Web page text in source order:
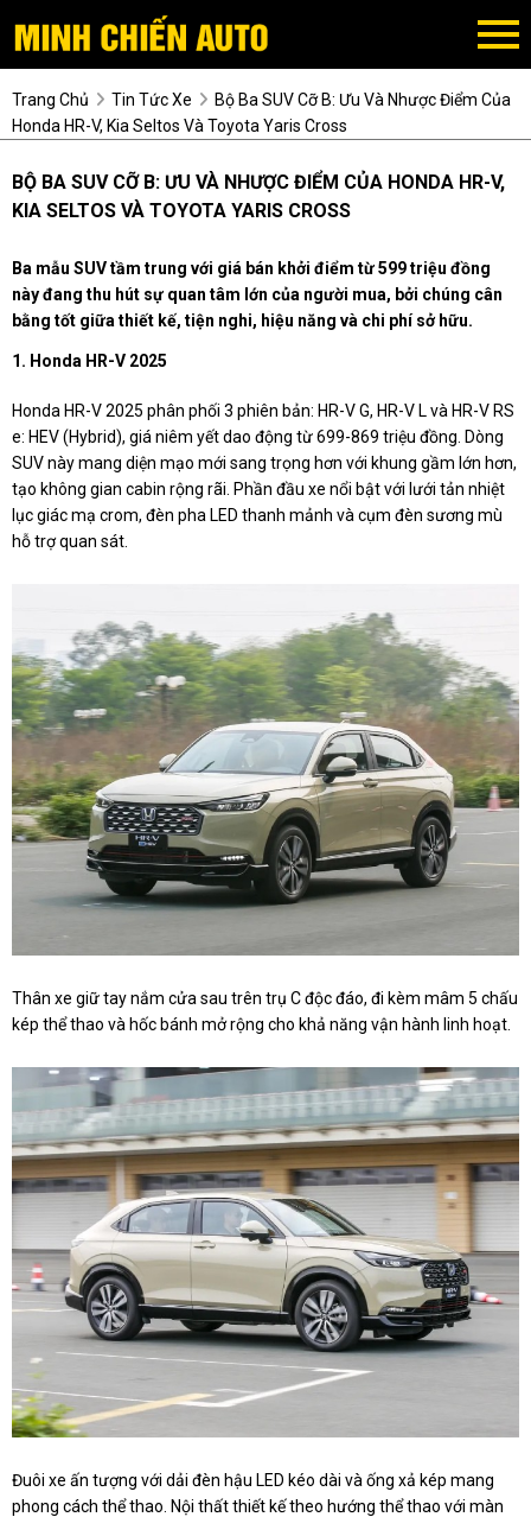
Trang Chủ Tin Tức Xe
Bộ Ba SUV Cỡ B: Ưu Và Nhược Điểm Của
Honda HR-V, Kia Seltos Và Toyota Yaris Cross
BỘ BA SUV CỠ B: ƯU VÀ NHƯỢC ĐIỂM CỦA HONDA HR-V,
KIA SELTOS VÀ TOYOTA YARIS CROSS
Ba mẫu SUV tầm trung với giá bán khởi điểm từ 599 triệu đồng
này đang thu hút sự quan tâm lớn của người mua, bởi chúng cân
bằng tốt giữa thiết kế, tiện nghi, hiệu năng và chi phí sở hữu.
1. Honda HR-V 2025
Honda HR-V 2025 phân phối 3 phiên bản: HR-V G, HR-V L và HR-V RS
e: HEV (Hybrid), giá niêm yết dao động từ 699-869 triệu đồng. Dòng
SUV này mang diện mạo mới sang trọng hơn với khung gầm lớn hơn,
tạo không gian cabin rộng rãi. Phần đầu xe nổi bật với lưới tản nhiệt
lục giác mạ crom, đèn pha LED thanh mảnh và cụm đèn sương mù
hỗ trợ quan sát.
Thân xe giữ tay nắm cửa sau trên trụ C độc đáo, đi kèm mâm 5 chấu
kép thể thao và hốc bánh mở rộng cho khả năng vận hành linh hoạt.
Đuôi xe ấn tượng với dải đèn hậu LED kéo dài và ống xả kép mang
phong cách thể thao. Nội thất thiết kế theo hướng thể thao với màn